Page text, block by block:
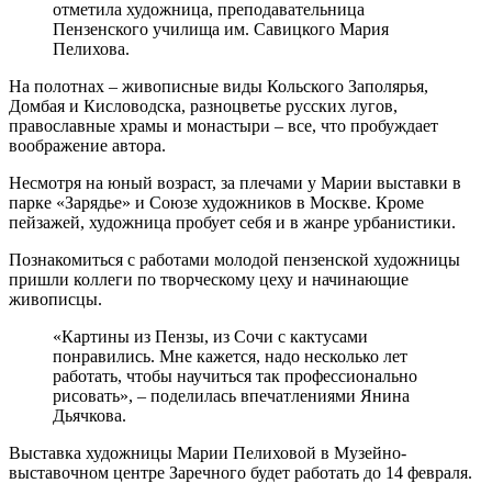
отметила художница, преподавательница
Пензенского училища им. Савицкого Мария
Пелихова.
На полотнах – живописные виды Кольского Заполярья,
Домбая и Кисловодска, разноцветье русских лугов,
православные храмы и монастыри – все, что пробуждает
воображение автора.
Несмотря на юный возраст, за плечами у Марии выставки в
парке «Зарядье» и Союзе художников в Москве. Кроме
пейзажей, художница пробует себя и в жанре урбанистики.
Познакомиться с работами молодой пензенской художницы
пришли коллеги по творческому цеху и начинающие
живописцы.
«Картины из Пензы, из Сочи с кактусами
понравились. Мне кажется, надо несколько лет
работать, чтобы научиться так профессионально
рисовать», – поделилась впечатлениями Янина
Дьячкова.
Выставка художницы Марии Пелиховой в Музейно-
выставочном центре Заречного будет работать до 14 февраля.